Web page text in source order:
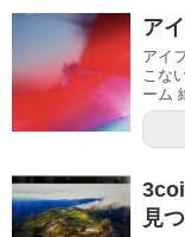
ア
アイ
こな
ーム
見